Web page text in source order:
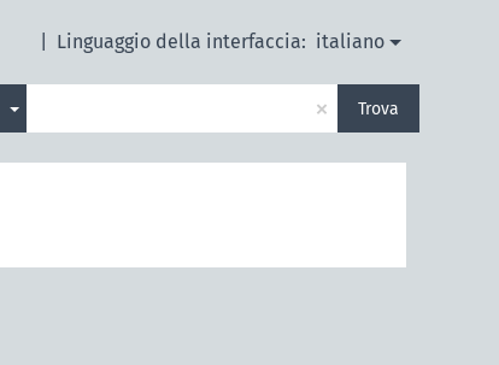
Linguaggio della interfaccia: italiano
× Trova